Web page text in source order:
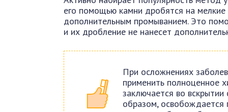
его помощью камни дробятся на
дополнительным промыванием. Это
и их дробление не нанесет
При осложнениях
применить полноценное
заключается во
образом, освобождается